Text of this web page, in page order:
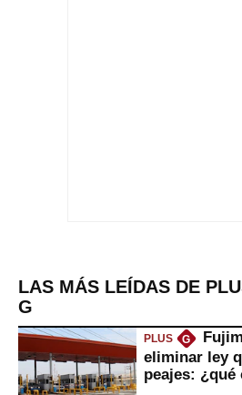
LAS MÁS LEÍDAS DE
G
PLUS G
eliminar ley
peajes: